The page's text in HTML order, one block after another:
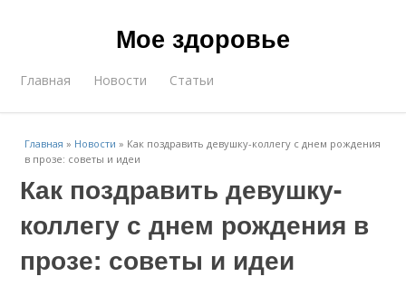
Мое здоровье
Главная Новости Статьи
Главная » Новости » Как поздравить девушку-коллегу с днем рождения
в прозе: советы и идеи
Как поздравить девушку-
коллегу с днем рождения в
прозе: советы и идеи